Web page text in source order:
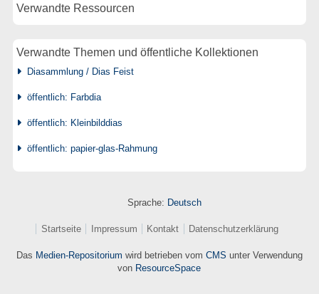
Verwandte Ressourcen
Verwandte Themen und öffentliche Kollektionen
Diasammlung / Dias Feist
öffentlich: Farbdia
öffentlich: Kleinbilddias
öffentlich: papier-glas-Rahmung
Sprache: Deutsch
Startseite Impressum Kontakt Datenschutzerklärung
Das Medien-Repositorium wird betrieben vom CMS unter Verwendung
von ResourceSpace